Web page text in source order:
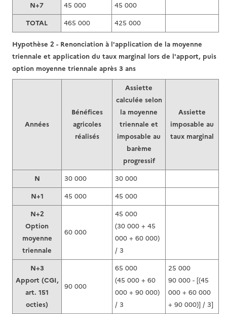
N+7
45 000
45 000
TOTAL
465 000 425 000
Hypothèse 2 - Renonciation à l'application de la moyenne
triennale et application du taux marginal lors de l'apport, puis
option moyenne triennale après 3 ans
Années
Bénéfices
agricoles
réalisés
Assiette
calculée selon
la moyenne
triennale et
imposable au
barème
progressif
Assiette
imposable au
taux marginal
N 30 000
30 000
N+1
45 000
45 000
N+2
Option
moyenne
triennale
60 000
45 000
(30 000 + 45
000 + 60 000)
/ 3
N+3
Apport (CGI,
art. 151
octies)
90 000
65 000
(45 000 + 60
000 + 90 000)
/ 3
25 000
90 000 - [(45
000 + 60 000
+ 90 000)] / 3]